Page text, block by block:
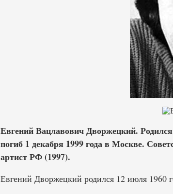
Евгений Вацлавович Дворжецкий.
погиб 1 декабря 1999 года в Москве.
артист РФ (1997).
Евгений Дворжецкий родился 12 июля 1960